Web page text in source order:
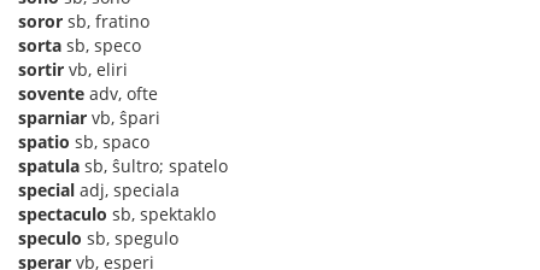
soror sb, fratino
sorta sb, speco
sortir vb, eliri
sovente adv, ofte
sparniar vb, ŝpari
spatio sb, spaco
spatula sb, ŝultro; spatelo
special adj, speciala
spectaculo sb, spektaklo
speculo sb, spegulo
sperar vb, esperi